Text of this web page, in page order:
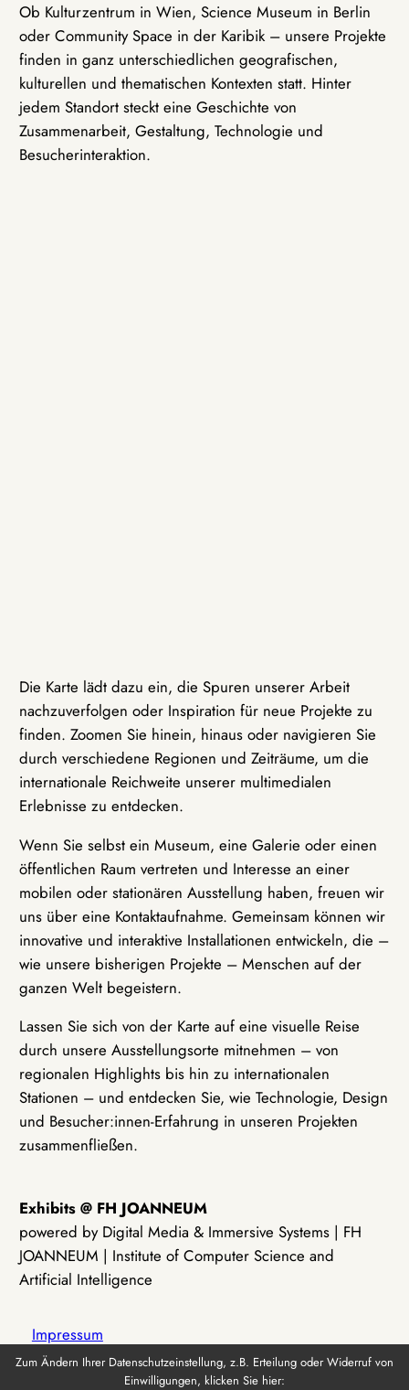
Ob Kulturzentrum in Wien, Science Museum in Berlin
oder Community Space in der Karibik – unsere Projekte
finden in ganz unterschiedlichen geografischen,
kulturellen und thematischen Kontexten statt. Hinter
jedem Standort steckt eine Geschichte von
Zusammenarbeit, Gestaltung, Technologie und
Besucherinteraktion.
Die Karte lädt dazu ein, die Spuren unserer Arbeit
nachzuverfolgen oder Inspiration für neue Projekte zu
finden. Zoomen Sie hinein, hinaus oder navigieren Sie
durch verschiedene Regionen und Zeiträume, um die
internationale Reichweite unserer multimedialen
Erlebnisse zu entdecken.
Wenn Sie selbst ein Museum, eine Galerie oder einen
öffentlichen Raum vertreten und Interesse an einer
mobilen oder stationären Ausstellung haben, freuen wir
uns über eine Kontaktaufnahme. Gemeinsam können wir
innovative und interaktive Installationen entwickeln, die –
wie unsere bisherigen Projekte – Menschen auf der
ganzen Welt begeistern.
Lassen Sie sich von der Karte auf eine visuelle Reise
durch unsere Ausstellungsorte mitnehmen – von
regionalen Highlights bis hin zu internationalen
Stationen – und entdecken Sie, wie Technologie, Design
und Besucher:innen-Erfahrung in unseren Projekten
zusammenfließen.
Exhibits @ FH JOANNEUM
powered by Digital Media & Immersive Systems | FH
JOANNEUM | Institute of Computer Science and
Artificial Intelligence
Impressum
Zum Ändern Ihrer Datenschutzeinstellung, z.B. Erteilung oder Widerruf von
Einwilligungen, klicken Sie hier: